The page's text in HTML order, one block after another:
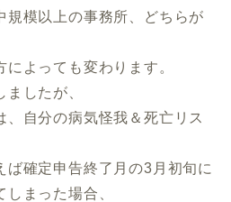
規模以上の事務所、どちらが
よっても変わります。
したが、
自分の病気怪我＆死亡リス
ば確定申告終了月の3月初旬に
まった場合、